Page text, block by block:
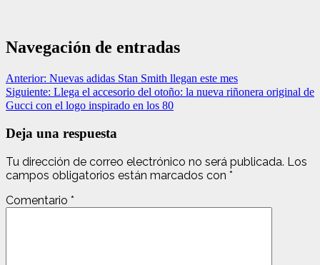
Navegación de entradas
Anterior: Nuevas adidas Stan Smith llegan este mes
Siguiente: Llega el accesorio del otoño: la nueva riñonera original de
Gucci con el logo inspirado en los 80
Deja una respuesta
Tu dirección de correo electrónico no será publicada. Los
campos obligatorios están marcados con *
Comentario *